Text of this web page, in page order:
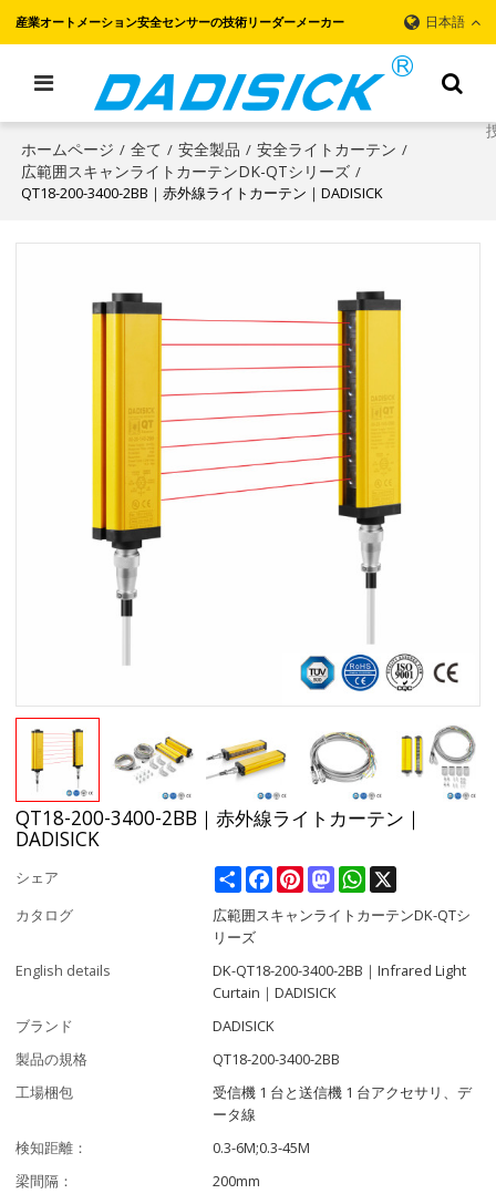
産業オートメーション安全センサーの技術リーダーメーカー 日本語
ホームページ / 全て / 安全製品 / 安全ライトカーテン /
広範囲スキャンライトカーテンDK-QTシリーズ /
QT18-200-3400-2BB｜赤外線ライトカーテン｜DADISICK
QT18-200-3400-2BB｜赤外線ライトカーテン｜
DADISICK
シェア ShareFacebookPinterestMastodonWhatsApp
カタログ
広範囲スキャンライトカーテンDK-QTシ
リーズ
English details
DK-QT18-200-3400-2BB｜Infrared Light
Curtain｜DADISICK
ブランド
DADISICK
製品の規格
QT18-200-3400-2BB
工場梱包
受信機 1 台と送信機 1 台アクセサリ、デ
ータ線
検知距離：
0.3-6M;0.3-45M
梁間隔：
200mm